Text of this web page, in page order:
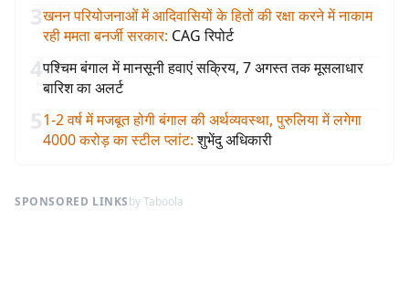
3खनन परियोजनाओं में आदिवासियों के हितों की रक्षा करने में नाकाम
रही ममता बनर्जी सरकार: CAG रिपोर्ट
4पश्चिम बंगाल में मानसूनी हवाएं सक्रिय, 7 अगस्त तक मूसलाधार
बारिश का अलर्ट
51-2 वर्ष में मजबूत होगी बंगाल की अर्थव्यवस्था, पुरुलिया में लगेगा
4000 करोड़ का स्टील प्लांट: शुभेंदु अधिकारी
SPONSORED LINKSby Taboola